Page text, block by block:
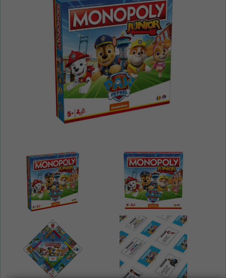
ЯЗЫК САЙТА / LIMBA SITE-ULUI
На каком языке Вы хотите
просматривать наш сайт?
În ce limbă ați dori să vedeți site-ul nostru?
Беспокоим Вас только один раз, далее
сохраним Ваш выбор языка.
Vă vom deranja doar o singură dată, apoi vă
vom salva alegerea limbii.
правом верхнем углу страницы.
Dacă doriți să schimbați limba site-ului, puteți
oricând să faceți asta în colțul din dreapta sus
al paginii.
RO